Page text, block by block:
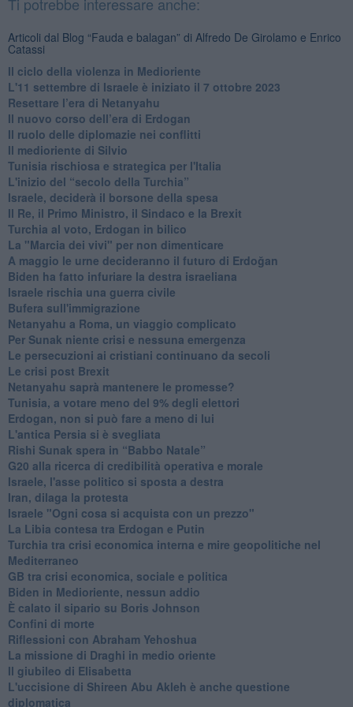
Articoli dal Blog “Fauda e balagan” di Alfredo De Girolamo e Enrico
Catassi
Il ciclo della violenza in Medioriente
L'11 settembre di Israele è iniziato il 7 ottobre 2023
Resettare l’era di Netanyahu
​Il nuovo corso dell’era di Erdogan
Il ruolo delle diplomazie nei conflitti
Il medioriente di Silvio
Tunisia rischiosa e strategica per l'Italia
L'inizio del “secolo della Turchia”
Israele, deciderà il borsone della spesa
Il Re, il Primo Ministro, il Sindaco e la Brexit
Turchia al voto, Erdogan in bilico
La "Marcia dei vivi" per non dimenticare
A maggio le urne decideranno il futuro di Erdoğan
Biden ha fatto infuriare la destra israeliana
Israele rischia una guerra civile
Bufera sull'immigrazione
Netanyahu a Roma, un viaggio complicato
Per Sunak niente crisi e nessuna emergenza
Le persecuzioni ai cristiani continuano da secoli
Le crisi post Brexit
Netanyahu saprà mantenere le promesse?
Tunisia, a votare meno del 9% degli elettori
Erdogan, non si può fare a meno di lui
L'antica Persia si è svegliata
Rishi Sunak spera in “Babbo Natale”
G20 alla ricerca di credibilità operativa e morale
Israele, l'asse politico si sposta a destra
Iran, dilaga la protesta
Israele "Ogni cosa si acquista con un prezzo"
La Libia contesa tra Erdogan e Putin
Turchia tra crisi economica interna e mire geopolitiche nel
Mediterraneo
GB tra crisi economica, sociale e politica
Biden in Medioriente, nessun addio
È calato il sipario su Boris Johnson
Confini di morte
Riflessioni con Abraham Yehoshua
La missione di Draghi in medio oriente
Il giubileo di Elisabetta
L'uccisione di Shireen Abu Akleh è anche questione
diplomatica